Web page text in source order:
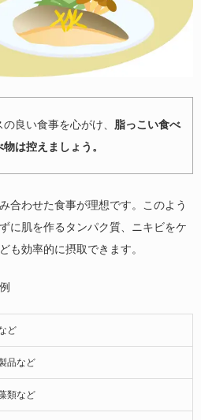
良い食事を心がけ、 脂っこい食べ
は控えましょう。
合わせた食事が理想です。このよう
に肌を作るタンパク質、ニキビをケ
も効率的に摂取できます。
ど
品など
類など